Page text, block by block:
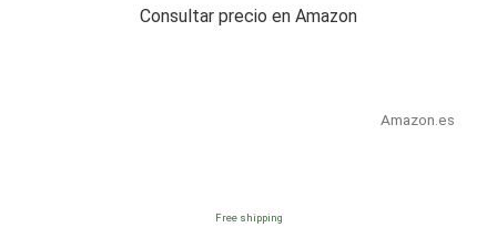
Consultar precio en Amazon
Amazon.es
Free shipping